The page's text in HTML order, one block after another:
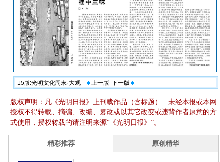
15版:光明文化周末·大观 上一版 下一版
版权声明：凡《光明日报》上刊载作品（含标题），未经本报或本网
授权不得转载、摘编、改编、篡改或以其它改变或违背作者原意的方
式使用，授权转载的请注明来源“《光明日报》”。